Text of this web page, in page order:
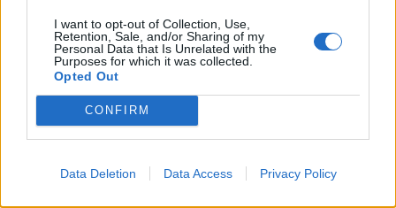
I want to opt-out of Collection, Use,
Retention, Sale, and/or Sharing of my
Personal Data that Is Unrelated with the
Purposes for which it was collected.
Opted Out
CONFIRM
Data Deletion Data Access Privacy Policy
Ο καφές αποτελεί βασικό στοιχείο της καθημερινότητας
εκατομμυρίων καταναλωτών παγκοσμίως, και ειδικά στη χώρα
μας μπορεί να συνοδεύει το πρωινό ξύπνημα, το μεσημεριανό
φαγητό, τη συνάντηση με φίλους αλλά και κάποιο επαγγελματικό
ραντεβού. Γενικά, ταιριάζει σχεδόν σε κάθε κοινωνική συνθήκη,
προσφέρεται σε δεκάδες παραλλαγές και καλύπτει κάθε γούστο.